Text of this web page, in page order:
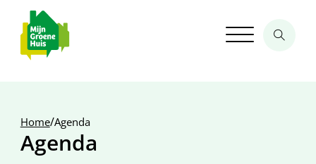
Home/Agenda
Agenda